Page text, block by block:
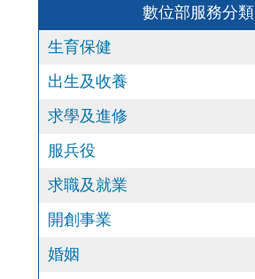
數位部服務分類
生育保健
出生及收養
求學及進修
服兵役
求職及就業
開創事業
婚姻